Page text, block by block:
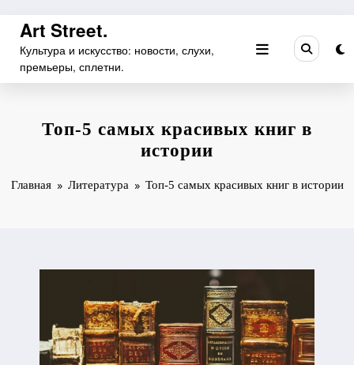
Перейти
содержимому
Art Street.
Культура и искусство: новости, слухи,
премьеры, сплетни.
Топ-5 самых красивых книг в
истории
Главная Литература Топ-5 самых красивых книг в истории